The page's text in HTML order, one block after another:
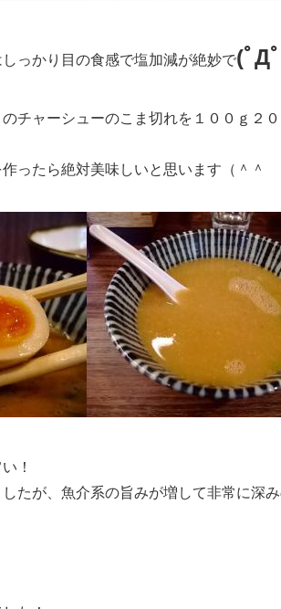
っかり目の食感で塩加減が絶妙で(ﾟД
チャーシューのこま切れを１００ｇ２
ったら絶対美味しいと思います（＾＾
！
たが、魚介系の旨みが増して非常に深